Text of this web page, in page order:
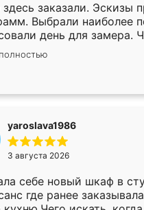
заказали. Эскизы
Выбрали наиболее
день для замера.
кухня была уже готова.
работой. Спасибо
за качественную работу!
yaroslava1986
3 августа 2026
себе новый шкаф в
где ранее